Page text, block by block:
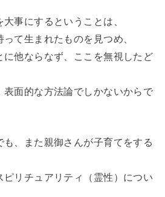
事にするということは、
て生まれたものを見つめ、
に他ならなず、ここを無視したど
表面的な方法論でしかないからで
も、また親御さんが子育てをする
リチュアリティ（霊性）につい